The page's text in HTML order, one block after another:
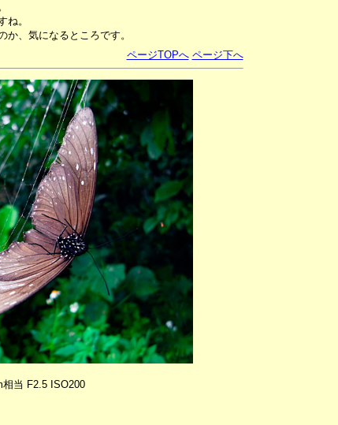
ね。
、気になるところです。
ページTOPへ ページ下へ
相当 F2.5 ISO200